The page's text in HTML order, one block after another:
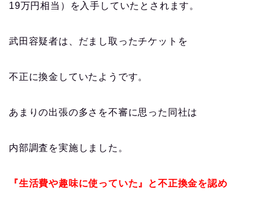
19万円相当）を入手していたとされます。
武田容疑者は、だまし取ったチケットを
不正に換金していたようです。
あまりの出張の多さを不審に思った同社は
内部調査を実施しました。
『生活費や趣味に使っていた』 と不正換金を認め